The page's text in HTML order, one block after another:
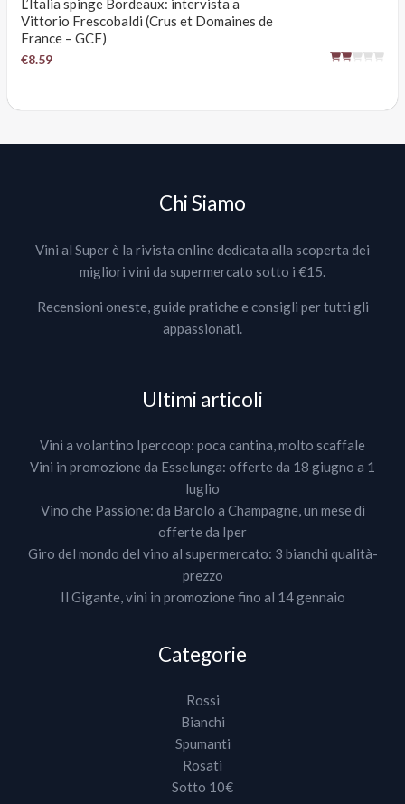
L’Italia spinge Bordeaux: intervista a
Vittorio Frescobaldi (Crus et Domaines de
France – GCF)
€8.59
Chi Siamo
Vini al Super è la rivista online dedicata alla scoperta dei
migliori vini da supermercato sotto i €15.
Recensioni oneste, guide pratiche e consigli per tutti gli
appassionati.
Ultimi articoli
Vini a volantino Ipercoop: poca cantina, molto scaffale
Vini in promozione da Esselunga: offerte da 18 giugno a 1
luglio
Vino che Passione: da Barolo a Champagne, un mese di
offerte da Iper
Giro del mondo del vino al supermercato: 3 bianchi qualità-
prezzo
Il Gigante, vini in promozione fino al 14 gennaio
Categorie
Rossi
Bianchi
Spumanti
Rosati
Sotto 10€